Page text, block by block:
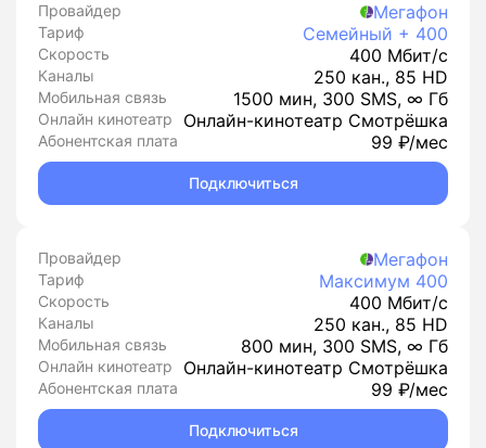
Провайдер Мегафон
Тариф Семейный + 400
Скорость 400 Мбит/с
Каналы 250 кан., 85 HD
Мобильная связь 1500 мин, 300 SMS, ∞ Гб
Онлайн кинотеатр Онлайн-кинотеатр Смотрёшка
Абонентская плата 99 ₽/мес
Подключиться
Провайдер Мегафон
Тариф Максимум 400
Скорость 400 Мбит/с
Каналы 250 кан., 85 HD
Мобильная связь 800 мин, 300 SMS, ∞ Гб
Онлайн кинотеатр Онлайн-кинотеатр Смотрёшка
Абонентская плата 99 ₽/мес
Подключиться